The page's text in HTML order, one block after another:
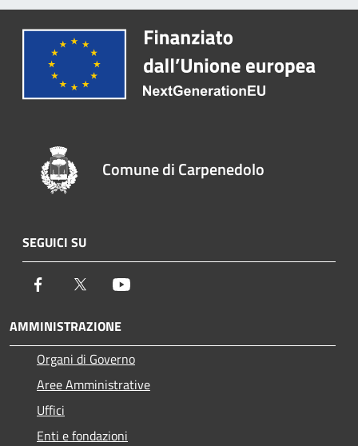
Comune di Carpenedolo
SEGUICI SU
Facebook Twitter
AMMINISTRAZIONE
Organi di Governo
Aree Amministrative
Uffici
Enti e fondazioni